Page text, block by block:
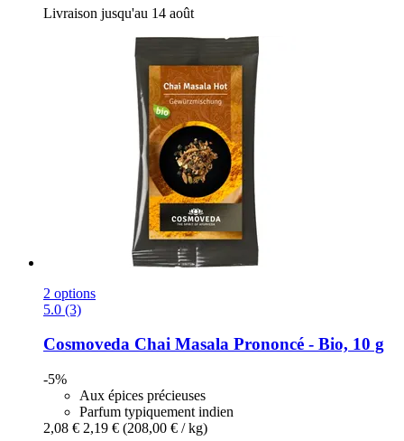
Livraison jusqu'au 14 août
2 options
5.0 (3)
Cosmoveda Chai Masala Prononcé -​ Bio, 10 g
-5%
Aux épices précieuses
Parfum typiquement indien
2,08 € 2,19 € (208,00 € / kg)